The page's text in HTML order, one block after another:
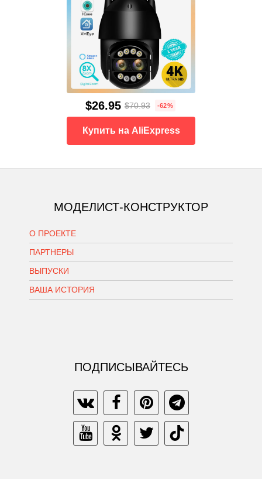
$26.95 $70.93 -62%
Купить на AliExpress
МОДЕЛИСТ-КОНСТРУКТОР
О ПРОЕКТЕ
ПАРТНЕРЫ
ВЫПУСКИ
ВАША ИСТОРИЯ
ПОДПИСЫВАЙТЕСЬ